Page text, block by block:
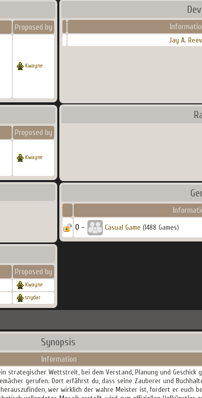
Proposed by
Kwayne
Jay A.
Proposed by
Kwayne
0 - Casual Game (1488 Games)
Proposed by
Kwayne
snydar
Synopsis
Information
strategischer Wettstreit, bei dem Verstand, Planung und
gerufen. Dort erfährst du, dass seine Zauberer und
wer wirklich der wahre Meister ist, fordert er euch